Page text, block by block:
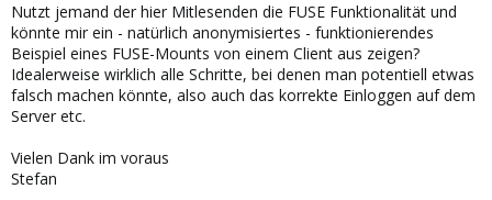
Nutzt jemand der hier Mitlesenden die FUSE Funktionalität und
könnte mir ein - natürlich anonymisiertes - funktionierendes
Beispiel eines FUSE-Mounts von einem Client aus zeigen?
Idealerweise wirklich alle Schritte, bei denen man potentiell etwas
falsch machen könnte, also auch das korrekte Einloggen auf dem
Server etc.
Vielen Dank im voraus
Stefan